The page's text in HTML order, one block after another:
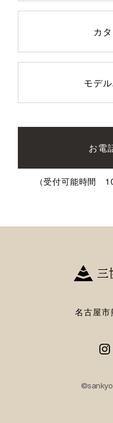
カ
モデ
お電
（受付可能時間
名古屋
©sankyo